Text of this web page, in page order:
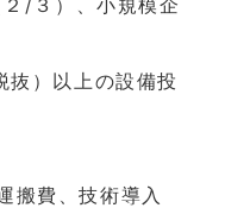
抜）以上の設備投
搬費、技術導入